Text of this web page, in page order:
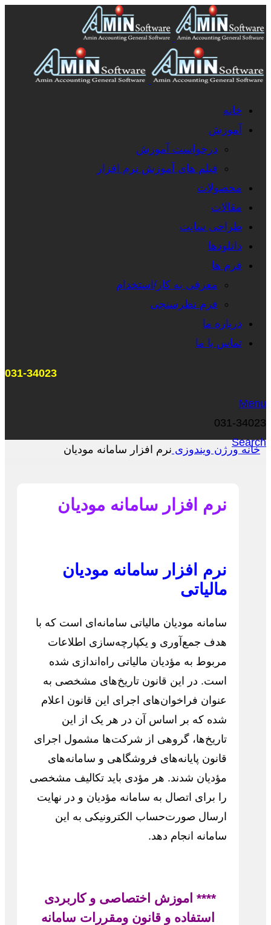
خانه
آموزش
درخواست آموزش
فیلم های آموزش نرم افزار
محصولات
مقالات
طراحی سایت
دانلودها
فرم ها
معرفی به کار/استخدام
فرم نظرسنجی
درباره ما
تماس با ما
031-34023
Menu
031-34023
Search
خانهورژن ویندوزی نرم افزار سامانه مودیان
نرم افزار سامانه مودیان
نرم افزار سامانه مودیان
مالیاتی
سامانه مودیان مالیاتی سامانه‌ای است که با
هدف جمع‌آوری و یکپارچه‌سازی اطلاعات
مربوط به مؤدیان مالیاتی راه‌اندازی شده
است. در این قانون تاریخ‌های مشخصی به
عنوان فراخوان‌های اجرای این قانون اعلام
شده که بر اساس آن در هر یک از این
تاریخ‌ها، گروهی از شرکت‌ها مشمول اجرای
قانون پایانه‌های فروشگاهی و سامانه‌های
مؤدیان شدند. هر مؤدی باید تکالیف مشخصی
را برای اتصال به سامانه مؤدیان و در نهایت
ارسال صورت‌حساب الکترونیکی به این
سامانه انجام دهد.
**** اموزش اختصاصی و کاربردی
استفاده و قانون ومقررات سامانه